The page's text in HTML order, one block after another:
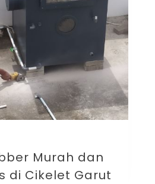
Murah dan
di Cikelet Garut